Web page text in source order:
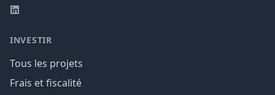
LinkedIn
INVESTIR
Tous les projets
Frais et fiscalité